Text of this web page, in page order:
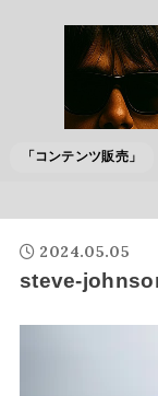
「コンテンツ販売」
2024.05.05
steve-